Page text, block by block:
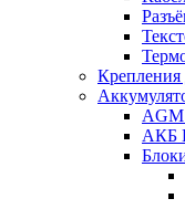
Крепления
АКБ